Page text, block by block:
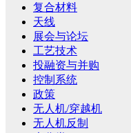
复合材料
天线
展会与论坛
工艺技术
投融资与并购
控制系统
政策
无人机/穿越机
无人机反制